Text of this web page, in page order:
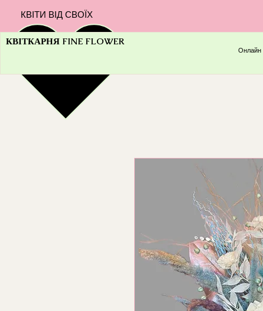
КВІТИ ВІД СВОЇХ
КВІТКАРНЯ FINE FLOWER
Онлайн